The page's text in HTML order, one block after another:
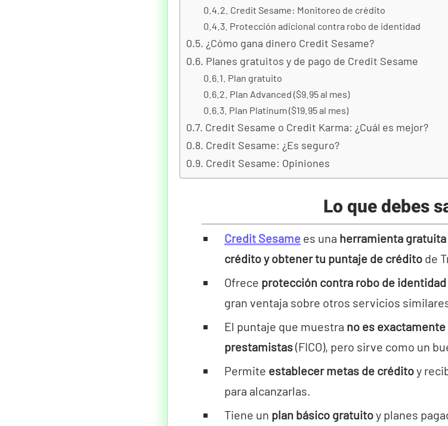
Credit Sesame: Monitoreo de crédito
Protección adicional contra robo de identidad
¿Cómo gana dinero Credit Sesame?
Planes gratuitos y de pago de Credit Sesame
Plan gratuito
Plan Advanced ($9.95 al mes)
Plan Platinum ($19.95 al mes)
Credit Sesame o Credit Karma: ¿Cuál es mejor?
Credit Sesame: ¿Es seguro?
Credit Sesame: Opiniones
Lo que debes
Credit Sesame es una herramienta gratuita
crédito y obtener tu puntaje de crédito de
Ofrece protección contra robo de
gran ventaja sobre otros servicios
El puntaje que muestra no es
prestamistas(FICO), pero sirve como un
Permite establecer metas de créditoy
para alcanzarlas.
Tiene un plan básico gratuitoy planes